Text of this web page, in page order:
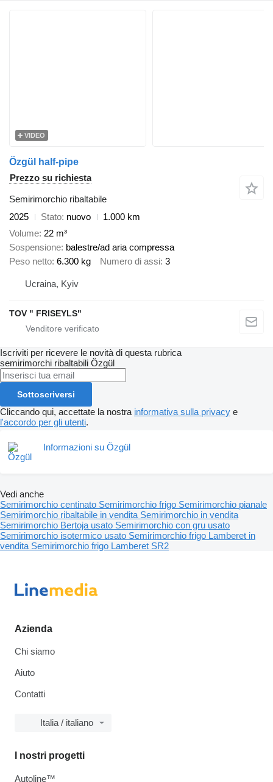
VIDEO
Özgül half-pipe
Prezzo su richiesta
Semirimorchio ribaltabile
2025
Stato nuovo
1.000 km
Volume 22 m³
Sospensione balestre/ad aria compressa
Peso netto 6.300 kg Numero di assi 3
Ucraina, Kyiv
TOV " FRISEYLS"
Iscriviti per ricevere le novità di questa rubrica
semirimorchi ribaltabili Özgül
Sottoscriversi
Cliccando qui, accettate la nostra informativa sulla privacy e
l'accordo per gli utenti.
Informazioni su Özgül
Vedi anche
Semirimorchio centinato Semirimorchio frigo Semirimorchio pianale
Semirimorchio ribaltabile in vendita Semirimorchio in vendita
Semirimorchio Bertoja usato Semirimorchio con gru usato
Semirimorchio isotermico usato Semirimorchio frigo Lamberet in
vendita Semirimorchio frigo Lamberet SR2
Azienda
Chi siamo
Aiuto
Contatti
Italia / italiano
I nostri progetti
Autoline™